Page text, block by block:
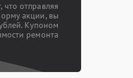
что отправляя
акции, вы
Купоном
ремонта